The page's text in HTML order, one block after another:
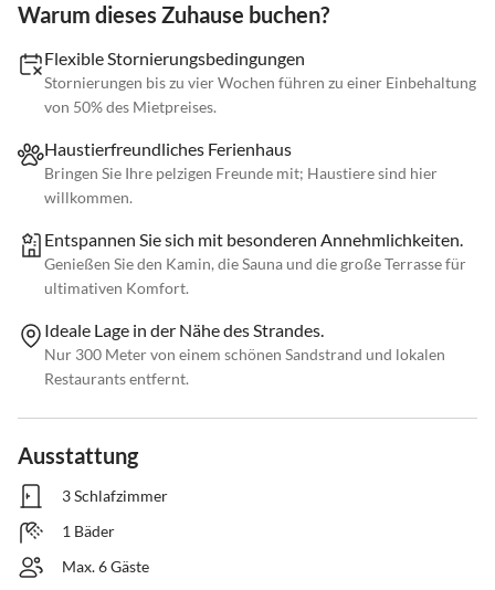
Warum dieses Zuhause buchen?
Flexible Stornierungsbedingungen
Stornierungen bis zu vier Wochen führen zu einer Einbehaltung
von 50% des Mietpreises.
Haustierfreundliches Ferienhaus
Bringen Sie Ihre pelzigen Freunde mit; Haustiere sind hier
willkommen.
Entspannen Sie sich mit besonderen Annehmlichkeiten.
Genießen Sie den Kamin, die Sauna und die große Terrasse für
ultimativen Komfort.
Ideale Lage in der Nähe des Strandes.
Nur 300 Meter von einem schönen Sandstrand und lokalen
Restaurants entfernt.
Ausstattung
3 Schlafzimmer
1 Bäder
Max. 6 Gäste